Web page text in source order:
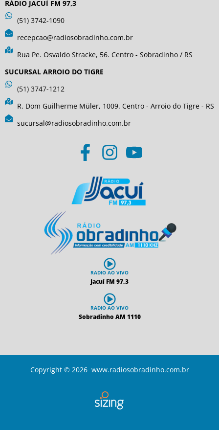
RÁDIO JACUÍ FM 97,3
(51) 3742-1090
recepcao@radiosobradinho.com.br
Rua Pe. Osvaldo Stracke, 56. Centro - Sobradinho / RS
SUCURSAL ARROIO DO TIGRE
(51) 3747-1212
R. Dom Guilherme Müler, 1009. Centro - Arroio do Tigre - RS
sucursal@radiosobradinho.com.br
RADIO AO VIVO
Jacuí FM 97,3
RADIO AO VIVO
Sobradinho AM 1110
Copyright © 2026 www.radiosobradinho.com.br